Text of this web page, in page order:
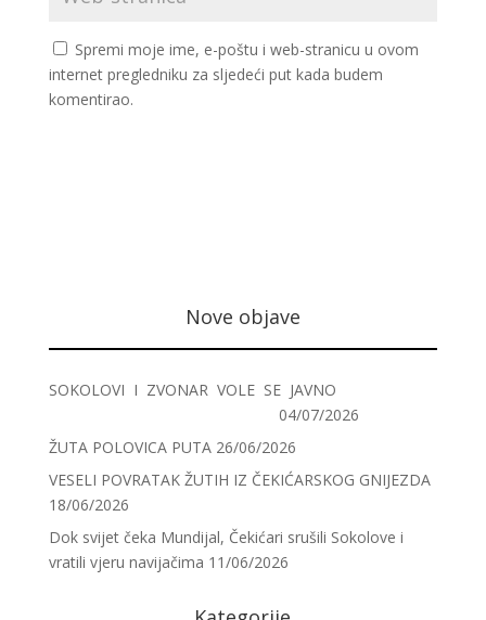
Spremi moje ime, e-poštu i web-stranicu u ovom
internet pregledniku za sljedeći put kada budem
komentirao.
Nove objave
SOKOLOVI I ZVONAR VOLE SE JAVNO
04/07/2026
ŽUTA POLOVICA PUTA 26/06/2026
VESELI POVRATAK ŽUTIH IZ ČEKIĆARSKOG GNIJEZDA
18/06/2026
Dok svijet čeka Mundijal, Čekićari srušili Sokolove i
vratili vjeru navijačima 11/06/2026